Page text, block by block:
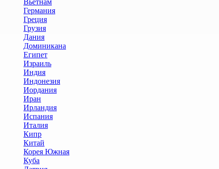
Вьетнам
Германия
Греция
Грузия
Дания
Доминикана
Египет
Израиль
Индия
Индонезия
Иордания
Иран
Ирландия
Испания
Италия
Кипр
Китай
Корея Южная
Куба